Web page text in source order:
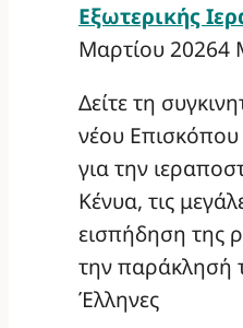
Εξωτερικής
Μαρτίου 20264
Δείτε τη
νέου
για την
Κένυα, τις
εισπήδηση της
την παράκλησή
Έλληνες